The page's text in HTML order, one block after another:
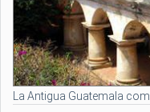
La Antigua Guatemala